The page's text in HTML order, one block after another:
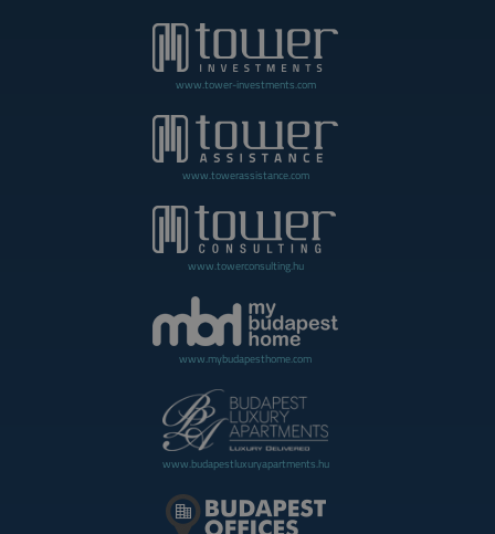
www.tower-investments.com
www.towerassistance.com
www.towerconsulting.hu
www.mybudapesthome.com
www.budapestluxuryapartments.hu